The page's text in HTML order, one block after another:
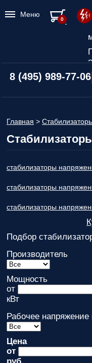
8 (495) 989-77-06
Главная >
стабилизаторы
стабилизаторы
стабилизаторы
Подбор
Производитель
Мощность
от
кВт
Рабочее
Цена
от
Меню
0